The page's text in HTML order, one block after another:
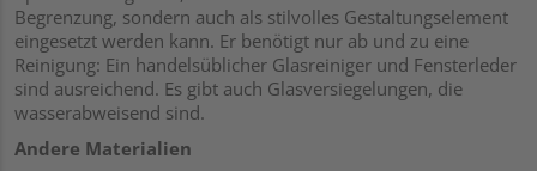
Begrenzung, sondern auch als stilvolles Gestaltungselement
eingesetzt werden kann. Er benötigt nur ab und zu eine
Reinigung: Ein handelsüblicher Glasreiniger und Fensterleder
sind ausreichend. Es gibt auch Glasversiegelungen, die
wasserabweisend sind.
Andere Materialien